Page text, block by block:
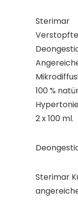
Sterimar
100 %
2 x 100 ml.
Sterimar